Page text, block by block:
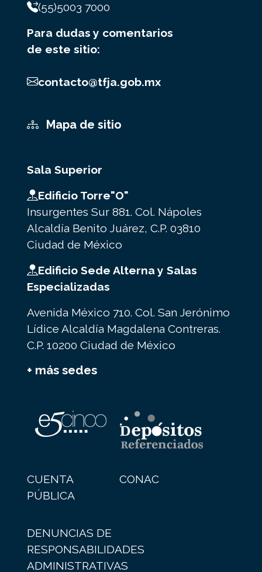
(55)5003 7000
Para dudas y comentarios
de este sitio:
contacto@tfja.gob.mx
Mapa de sitio
Sala Superior
Edificio Torre"O"
Insurgentes Sur 881. Col. Nápoles
Alcaldía Benito Juárez, C.P. 03810
Ciudad de México
Edificio Sede Alterna y Salas
Especializadas
Avenida México 710. Col. San Jerónimo
Lídice Alcaldía Magdalena Contreras.
C.P. 10200 Ciudad de México
+ más sedes
CUENTA
PÚBLICA
CONAC
DENUNCIAS DE
RESPONSABILIDADES
ADMINISTRATIVAS